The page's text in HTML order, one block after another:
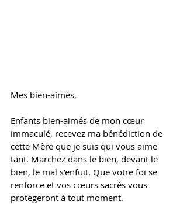
Mes bien-aimés,
Enfants bien-aimés de mon cœur
immaculé, recevez ma bénédiction de
cette Mère que je suis qui vous aime
tant. Marchez dans le bien, devant le
bien, le mal s’enfuit. Que votre foi se
renforce et vos cœurs sacrés vous
protégeront à tout moment.